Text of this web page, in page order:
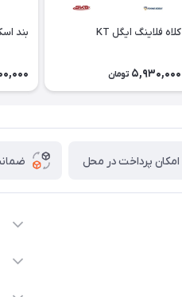
کلاه فلاينگ ايگل KT
5,930,000 تومان
بند
امکان پرداخت در محل